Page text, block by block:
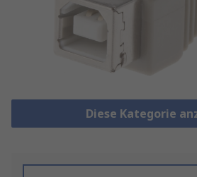
Diese Kategorie